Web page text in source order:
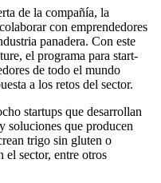
de la compañía, la
con emprendedores
panadera. Con este
el programa para start-
de todo el mundo
a los retos del sector.
startups que desarrollan
soluciones que producen
trigo sin gluten o
sector, entre otros